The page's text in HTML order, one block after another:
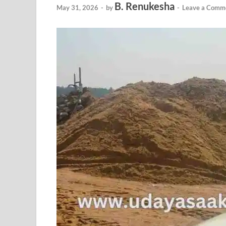
May 31, 2026 - by B. Renukesha - Leave a